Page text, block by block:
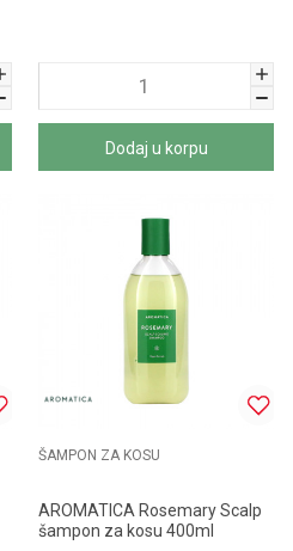
Dodaj u korpu
ŠAMPON ZA KOSU
AROMATICA Rosemary Scalp
šampon za kosu 400ml